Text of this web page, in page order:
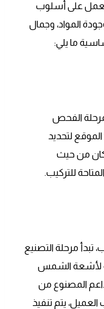
على أسلوب
المواد، وجمال
ما يلي:
الفحص
لتحديد
من حيث
للتركيب.
تبدأ مرحلة التصنيع
لأشعة الشمس
المصنوع من
يتم تنفيذ